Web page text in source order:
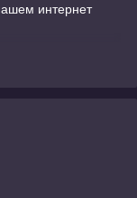
интернет